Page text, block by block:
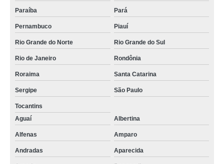
quanto custa gravador digital veicular Itanhandu
gravadores de video veicular São José da Lapa
onde vende gravadores de video veicular Esmeraldas
gravador de video veicular Valinhos
gravador dvr veicular Higienópolis
quanto custa mdvr veicular Rio Grande do Sul
gravador digital veicular Porto Alegre
quanto custa sistema de gravação de imagens Paraná
gravador de video veicular Valinhos
onde vende gravador dvr veicular Acre
Paraíba Pará
Pernambuco Piauí
Rio Grande do Norte Rio Grande do Sul
Rio de Janeiro Rondônia
Roraima Santa Catarina
Sergipe São Paulo
Tocantins
Aguaí
Albertina
Alfenas Amparo
Andradas Aparecida